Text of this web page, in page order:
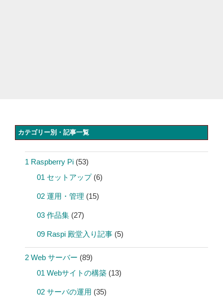
カテゴリー別・記事一覧
1 Raspberry Pi (53)
01 セットアップ(6)
02 運用・管理 (15)
03 作品集 (27)
09 Raspi 殿堂入り記事 (5)
2 Web サーバー (89)
01 Webサイトの構築 (13)
02 サーバの運用 (35)